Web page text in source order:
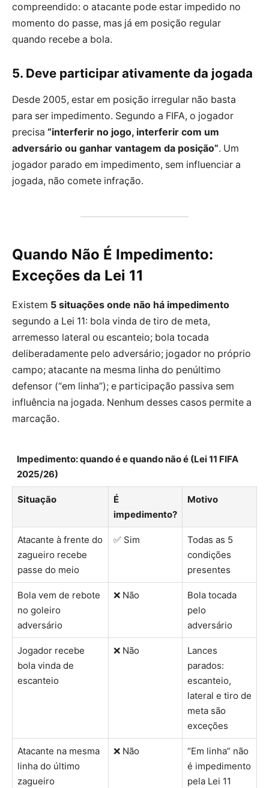
compreendido: o atacante pode estar impedido no
momento do passe, mas já em posição regular
quando recebe a bola.
5. Deve participar ativamente da jogada
Desde 2005, estar em posição irregular não basta
para ser impedimento. Segundo a FIFA, o jogador
precisa “interferir no jogo, interferir com um
adversário ou ganhar vantagem da posição”. Um
jogador parado em impedimento, sem influenciar a
jogada, não comete infração.
Quando Não É Impedimento:
Exceções da Lei 11
Existem 5 situações onde não há impedimento
segundo a Lei 11: bola vinda de tiro de meta,
arremesso lateral ou escanteio; bola tocada
deliberadamente pelo adversário; jogador no próprio
campo; atacante na mesma linha do penúltimo
defensor (“em linha”); e participação passiva sem
influência na jogada. Nenhum desses casos permite a
marcação.
Impedimento: quando é e quando não é (Lei 11 FIFA
2025/26)
Situação
É
impedimento?
Motivo
Atacante à frente do
zagueiro recebe
passe do meio
✅ Sim
Todas as 5
condições
presentes
Bola vem de rebote
no goleiro
adversário
❌ Não
Bola tocada
pelo
adversário
Jogador recebe
bola vinda de
escanteio
❌ Não
Lances
parados:
escanteio,
lateral e tiro de
meta são
exceções
Atacante na mesma
linha do último
zagueiro
❌ Não
“Em linha” não
é impedimento
pela Lei 11